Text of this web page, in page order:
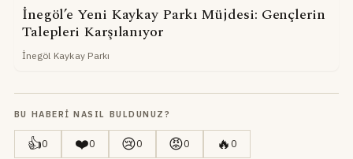
İnegöl’e Yeni Kaykay Parkı Müjdesi: Gençlerin
Talepleri Karşılanıyor
İnegöl Kaykay Parkı
BU HABERI NASIL BULDUNUZ?
👍0 ❤️0 😢0 😡0 🔥0